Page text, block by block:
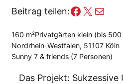
Beitrag teilen:Facebook
X E-Mail
160 m²Privatgärten klein (bis 500
Nordrhein-Westfalen, 51107 Köln
Sunny 7 & friends (7 Personen)
Das Projekt: Sukzessive